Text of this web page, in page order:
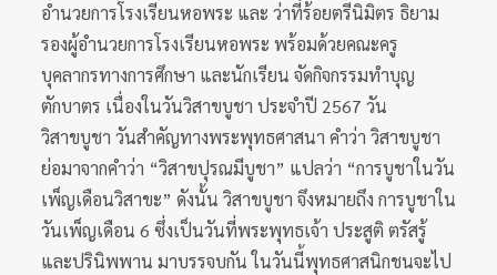
อำนวยการโรงเรียนหอพระ และ ว่าที่ร้อยตรีนิมิตร ธิยาม
รองผู้อำนวยการโรงเรียนหอพระ พร้อมด้วยคณะครู
บุคลากรทางการศึกษา และนักเรียน จัดกิจกรรมทำบุญ
ตักบาตร เนื่องในวันวิสาขบูชา ประจำปี 2567 วัน
วิสาขบูชา วันสำคัญทางพระพุทธศาสนา คำว่า วิสาขบูชา
ย่อมาจากคำว่า “วิสาขปุรณมีบูชา” แปลว่า “การบูชาในวัน
เพ็ญเดือนวิสาขะ” ดังนั้น วิสาขบูชา จึงหมายถึง การบูชาใน
วันเพ็ญเดือน 6 ซึ่งเป็นวันที่พระพุทธเจ้า ประสูติ ตรัสรู้
และปรินิพพาน มาบรรจบกัน ในวันนี้พุทธศาสนิกชนจะไป